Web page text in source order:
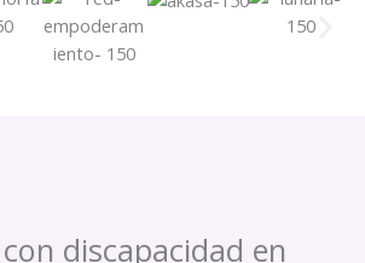
discapacidad en